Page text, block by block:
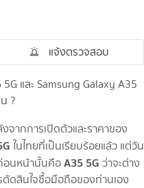
แจ้งตรวจสอบ
ากการเปิดตัวและราคาของ
ในไทยที่เป็นเรียบร้อยแล้ว แต่วัน
อนหน้านั้นคือA35 5G ว่าจะต่าง
ดสินใจซื้อมือถือของท่านเอง